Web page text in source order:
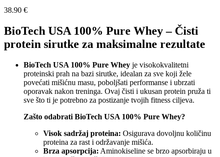
38.90 €
BioTech USA 100% Pure Whey – Čisti
protein sirutke za maksimalne rezultate
BioTech USA 100% Pure Whey je visokokvalitetni
proteinski prah na bazi sirutke, idealan za sve koji žele
povećati mišićnu masu, poboljšati performanse i ubrzati
oporavak nakon treninga. Ovaj čisti i ukusan protein pruža ti
sve što ti je potrebno za postizanje tvojih fitness ciljeva.
Zašto odabrati BioTech USA 100% Pure Whey?
Visok sadržaj proteina: Osigurava dovoljnu količinu
proteina za rast i održavanje mišića.
Brza apsorpcija: Aminokiseline se brzo apsorbiraju u